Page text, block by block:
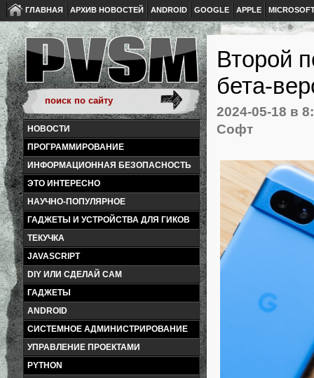
ГЛАВНАЯ АРХИВ НОВОСТЕЙ ANDROID GOOGLE APPLE
НОВОСТИ
ПРОГРАММИРОВАНИЕ
ИНФОРМАЦИОННАЯ БЕЗОПАСНОСТЬ
ЭТО ИНТЕРЕСНО
НАУЧНО-ПОПУЛЯРНОЕ
ГАДЖЕТЫ И УСТРОЙСТВА ДЛЯ ГИКОВ
ТЕКУЧКА
JAVASCRIPT
DIY ИЛИ СДЕЛАЙ САМ
ГАДЖЕТЫ
ANDROID
СИСТЕМНОЕ АДМИНИСТРИРОВАНИЕ
УПРАВЛЕНИЕ ПРОЕКТАМИ
PYTHON
Второй
бета-
2024-05-18 в
Софт